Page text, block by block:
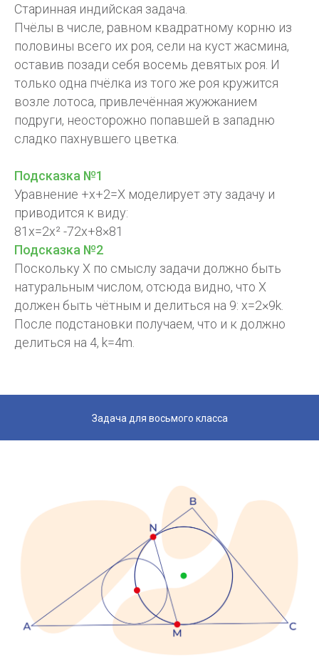
Старинная индийская задача.
Пчёлы в числе, равном квадратному корню из
половины всего их роя, сели на куст жасмина,
оставив позади себя восемь девятых роя. И
только одна пчёлка из того же роя кружится
возле лотоса, привлечённая жужжанием
подруги, неосторожно попавшей в западню
сладко пахнувшего цветка.
Подсказка №1
Уравнение +х+2=Х моделирует эту задачу и
приводится к виду:
81х=2х² -72х+8×81
Подсказка №2
Поскольку Х по смыслу задачи должно быть
натуральным числом, отсюда видно, что Х
должен быть чётным и делиться на 9: х=2×9k.
После подстановки получаем, что и к должно
делиться на 4, k=4m.
Задача для восьмого класса
Публичная оферта
Политика конфиденциальности
Бесплатная консультация
Ознакомительное занятие
Контакты:
school@abramsonmath.com